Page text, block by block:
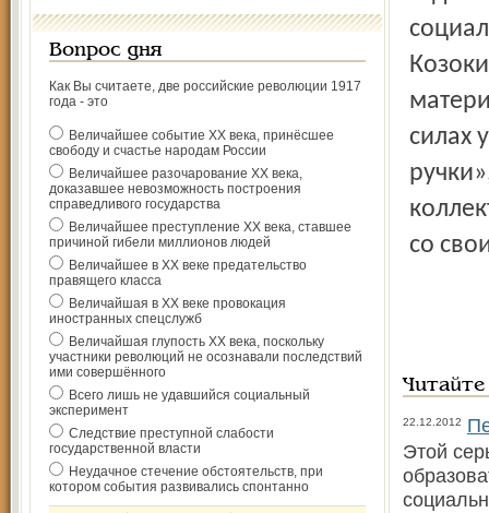
Вопрос дня
Как Вы считаете, две российские революции 1917
года - это
Величайшее событие ХХ века, принёсшее
свободу и счастье народам России
Величайшее разочарование ХХ века,
доказавшее невозможность построения
справедливого государства
Величайшее преступление ХХ века, ставшее
причиной гибели миллионов людей
Величайшее в ХХ веке предательство
правящего класса
Величайшая в ХХ веке провокация
иностранных спецслужб
Величайшая глупость ХХ века, поскольку
участники революций не осознавали последствий
ими совершённого
Всего лишь не удавшийся социальный
эксперимент
Следствие преступной слабости
государственной власти
Неудачное стечение обстоятельств, при
котором события развивались спонтанно
силах
со
22.12.2012
Этой